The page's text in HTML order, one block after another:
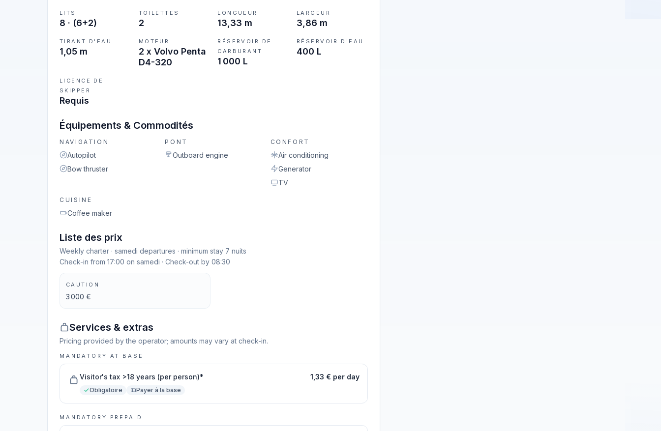
LITS
8 · (6+2)
TOILETTES
2
LONGUEUR
13,33 m
LARGEUR
3,86 m
TIRANT D'EAU
1,05 m
MOTEUR
2 x Volvo Penta
D4-320
RÉSERVOIR DE
CARBURANT
1 000 L
RÉSERVOIR D'EAU
400 L
LICENCE DE
SKIPPER
Requis
Équipements & Commodités
NAVIGATION
Autopilot
Bow thruster
PONT
Outboard engine
CONFORT
Air conditioning
Generator
TV
CUISINE
Coffee maker
Liste des prix
Weekly charter · samedi departures · minimum stay 7 nuits
Check-in from 17:00 on samedi · Check-out by 08:30
CAUTION
3 000 €
Services & extras
Pricing provided by the operator; amounts may vary at check-in.
MANDATORY AT BASE
Visitor's tax >18 years (per person)*
Obligatoire Payer à la base
1,33 € per day
MANDATORY PREPAID